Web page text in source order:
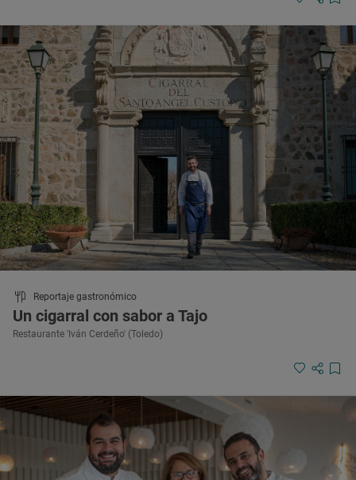
Reportaje gastronómico
Un cigarral con sabor a Tajo
Restaurante 'Iván Cerdeño' (Toledo)